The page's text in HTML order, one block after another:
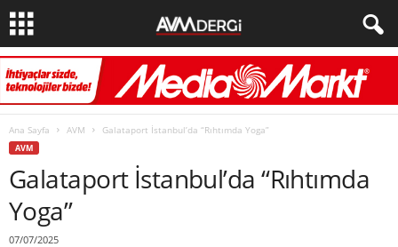
Ana Sayfa AVM Galataport İstanbul’da “Rıhtımda Yoga”
AVM
Galataport İstanbul’da “Rıhtımda
Yoga”
07/07/2025